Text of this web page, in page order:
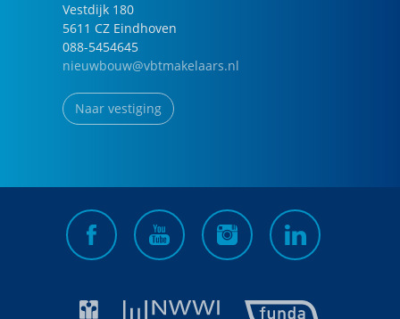
Vestdijk 180
5611 CZ Eindhoven
088-5454645
nieuwbouw@vbtmakelaars.nl
Naar vestiging